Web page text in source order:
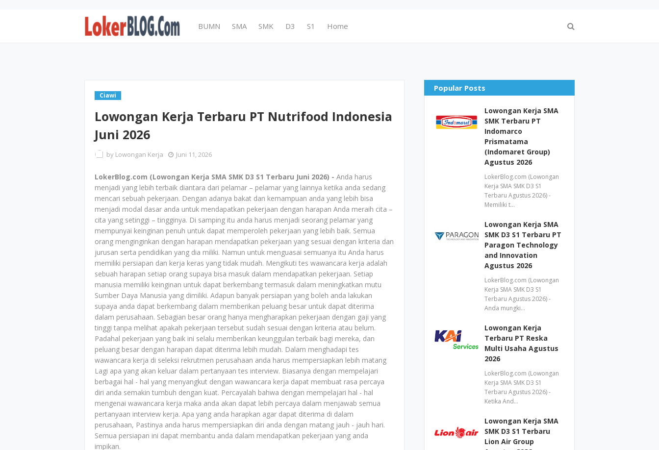
BUMN SMA SMK D3 S1 Home
Ciawi
Lowongan Kerja Terbaru PT Nutrifood Indonesia
Juni 2026
by Lowongan Kerja Juni 11, 2026
LokerBlog.com (Lowongan Kerja SMA SMK D3 S1 Terbaru Juni 2026) - Anda harus
menjadi yang lebih terbaik diantara dari pelamar – pelamar yang lainnya ketika anda sedang
mencari sebuah pekerjaan. Dengan adanya bakat dan kemampuan anda yang lebih bisa
menjadi modal dasar anda untuk mendapatkan pekerjaan dengan harapan Anda meraih cita –
cita yang setinggi – tingginya. Di samping itu anda harus menjadi seorang pelamar yang
mempunyai keinginan penuh untuk dapat memperoleh pekerjaan yang lebih baik. Semua
orang menginginkan dengan harapan mendapatkan pekerjaan yang sesuai dengan kriteria dan
jurusan serta pendidikan yang dia miliki. Namun untuk menguasai semuanya itu Anda harus
memiliki persiapan dan kerja keras yang tidak mudah. Mengikuti tes wawancara kerja adalah
sebuah harapan setiap orang supaya bisa masuk dalam mendapatkan pekerjaan. Setiap
manusia memiliki keinginan untuk dapat berkembang termasuk dalam meningkatkan mutu
Sumber Daya Manusia yang dimiliki. Adapun banyak persiapan yang boleh anda lakukan
supaya anda dapat berkembang dalam memberikan peluang besar untuk dapat diterima
dalam perusahaan. Sebagian besar orang hanya mengharapkan pekerjaan dengan gaji yang
tinggi tanpa melihat apakah pekerjaan tersebut sudah sesuai dengan kriteria atau belum.
Padahal pekerjaan yang baik ini selalu memberikan keunggulan terbaik bagi mereka, dan
peluang besar dengan harapan dapat diterima lebih mudah. Dalam menghadapi tes
wawancara kerja di seleksi rekrutmen perusahaan anda harus mempersiapkan lebih matang
Lagi apa yang akan keluar dalam pertanyaan tes interview. Biasanya dengan mempelajari
berbagai hal - hal yang menyangkut dengan wawancara kerja dapat membuat rasa percaya
diri anda semakin tumbuh dengan kuat. Percayalah bahwa dengan mempelajari hal - hal
mengenai wawancara kerja maka anda akan dapat lebih percaya dalam menjawab semua
pertanyaan interview kerja. Apa yang anda harapkan agar dapat diterima di dalam
perusahaan, Pastinya anda harus mempersiapkan diri anda dengan matang jauh - jauh hari.
Semua persiapan ini dapat membantu anda dalam mendapatkan pekerjaan yang anda
impikan.
Popular Posts
Lowongan Kerja SMA
SMK Terbaru PT
Indomarco
Prismatama
(Indomaret Group)
Agustus 2026
LokerBlog.com (Lowongan
Kerja SMA SMK D3 S1
Terbaru Agustus 2026) -
Memiliki t…
Lowongan Kerja SMA
SMK D3 S1 Terbaru PT
Paragon Technology
and Innovation
Agustus 2026
LokerBlog.com (Lowongan
Kerja SMA SMK D3 S1
Terbaru Agustus 2026) -
Anda mungki…
Lowongan Kerja
Terbaru PT Reska
Multi Usaha Agustus
2026
LokerBlog.com (Lowongan
Kerja SMA SMK D3 S1
Terbaru Agustus 2026) -
Ketika And…
Lowongan Kerja SMA
SMK D3 S1 Terbaru
Lion Air Group